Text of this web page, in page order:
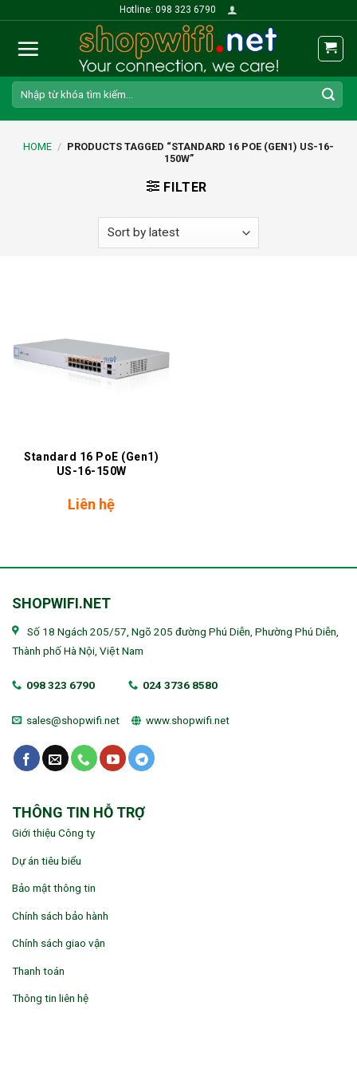
content
Hotline: 098 323 6790
Search
for:
HOME / PRODUCTS TAGGED “STANDARD 16 POE (GEN1) US-16-
150W”
FILTER
Standard 16 PoE (Gen1)
US-16-150W
Liên hệ
SHOPWIFI.NET
Số 18 Ngách 205/57, Ngõ 205 đường Phú Diễn, Phường Phú Diễn,
Thành phố Hà Nội, Việt Nam
098 323 6790 024 3736 8580
sales@shopwifi.net www.shopwifi.net
THÔNG TIN HỖ TRỢ
Giới thiệu Công ty
Dự án tiêu biểu
Bảo mật thông tin
Chính sách bảo hành
Chính sách giao vận
Thanh toán
Thông tin liên hệ